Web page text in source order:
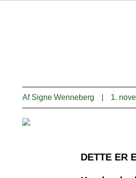
Af Signe Wenneberg 1.
DETTE ER